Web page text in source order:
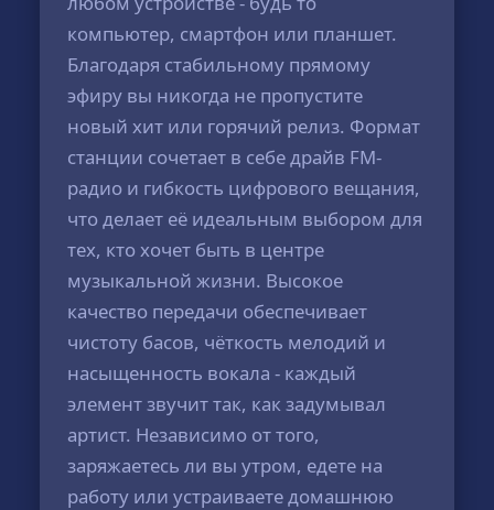
компьютер, смартфон или планшет.
Благодаря стабильному прямому
эфиру вы никогда не пропустите
новый хит или горячий релиз. Формат
станции сочетает в себе драйв FM-
радио и гибкость цифрового вещания,
что делает её идеальным выбором для
тех, кто хочет быть в центре
музыкальной жизни. Высокое
качество передачи обеспечивает
чистоту басов, чёткость мелодий и
насыщенность вокала - каждый
элемент звучит так, как задумывал
артист. Независимо от того,
заряжаетесь ли вы утром, едете на
работу или устраиваете домашнюю